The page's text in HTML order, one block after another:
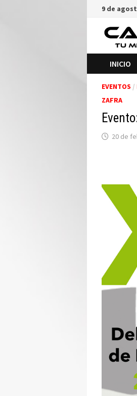
Saltar
contenido
9 de
INICIO
EVENTOS /
ZAFRA
20 de